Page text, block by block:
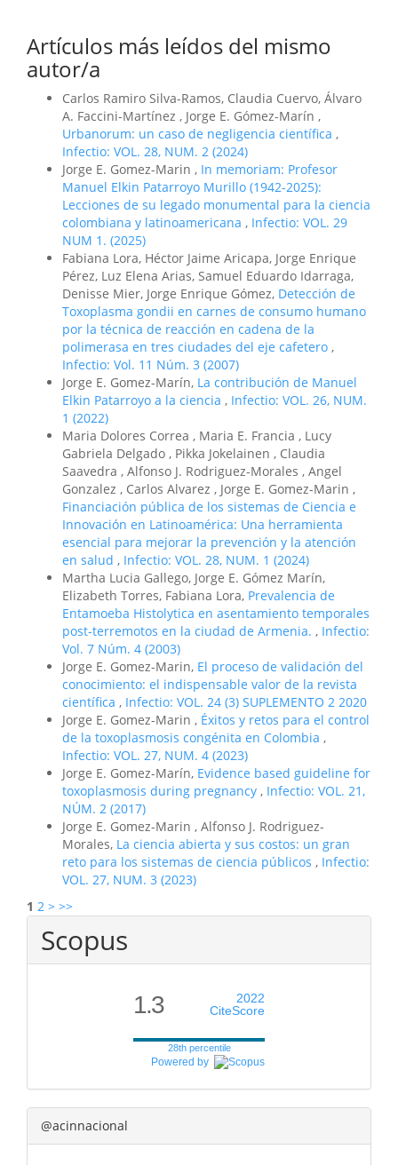
Artículos más leídos del mismo
autor/a
Carlos Ramiro Silva-Ramos, Claudia Cuervo, Álvaro
A. Faccini-Martínez , Jorge E. Gómez-Marín ,
Urbanorum: un caso de negligencia científica ,
Infectio: VOL. 28, NUM. 2 (2024)
Jorge E. Gomez-Marin , In memoriam: Profesor
Manuel Elkin Patarroyo Murillo (1942-2025):
Lecciones de su legado monumental para la ciencia
colombiana y latinoamericana , Infectio: VOL. 29
NUM 1. (2025)
Fabiana Lora, Héctor Jaime Aricapa, Jorge Enrique
Pérez, Luz Elena Arias, Samuel Eduardo Idarraga,
Denisse Mier, Jorge Enrique Gómez, Detección de
Toxoplasma gondii en carnes de consumo humano
por la técnica de reacción en cadena de la
polimerasa en tres ciudades del eje cafetero ,
Infectio: Vol. 11 Núm. 3 (2007)
Jorge E. Gomez-Marín, La contribución de Manuel
Elkin Patarroyo a la ciencia , Infectio: VOL. 26, NUM.
1 (2022)
Maria Dolores Correa , Maria E. Francia , Lucy
Gabriela Delgado , Pikka Jokelainen , Claudia
Saavedra , Alfonso J. Rodriguez-Morales , Angel
Gonzalez , Carlos Alvarez , Jorge E. Gomez-Marin ,
Financiación pública de los sistemas de Ciencia e
Innovación en Latinoamérica: Una herramienta
esencial para mejorar la prevención y la atención
en salud , Infectio: VOL. 28, NUM. 1 (2024)
Martha Lucia Gallego, Jorge E. Gómez Marín,
Elizabeth Torres, Fabiana Lora, Prevalencia de
Entamoeba Histolytica en asentamiento temporales
post-terremotos en la ciudad de Armenia. , Infectio:
Vol. 7 Núm. 4 (2003)
Jorge E. Gomez-Marin, El proceso de validación del
conocimiento: el indispensable valor de la revista
científica , Infectio: VOL. 24 (3) SUPLEMENTO 2 2020
Jorge E. Gomez-Marin , Éxitos y retos para el control
de la toxoplasmosis congénita en Colombia ,
Infectio: VOL. 27, NUM. 4 (2023)
Jorge E. Gomez-Marín, Evidence based guideline for
toxoplasmosis during pregnancy , Infectio: VOL. 21,
NÚM. 2 (2017)
Jorge E. Gomez-Marin , Alfonso J. Rodriguez-
Morales, La ciencia abierta y sus costos: un gran
reto para los sistemas de ciencia públicos , Infectio:
VOL. 27, NUM. 3 (2023)
1 2 > >>
Scopus
1.3
2022
CiteScore
28th percentile
Powered by
@acinnacional